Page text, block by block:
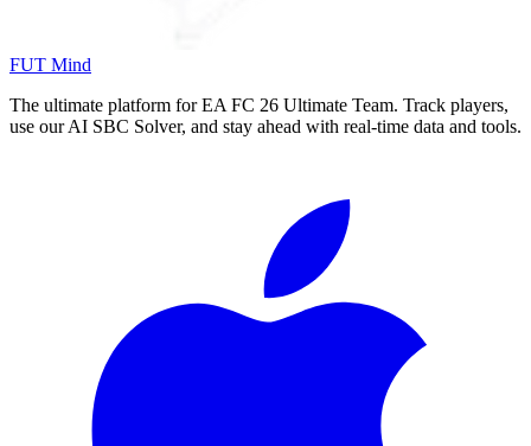
FUT Mind
The ultimate platform for EA FC 26 Ultimate Team. Track players,
use our AI SBC Solver, and stay ahead with real-time data and tools.